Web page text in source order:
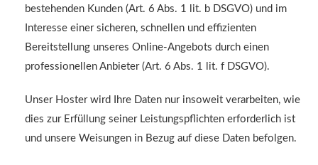
bestehenden Kunden (Art. 6 Abs. 1 lit. b DSGVO) und im
Interesse einer sicheren, schnellen und effizienten
Bereitstellung unseres Online-Angebots durch einen
professionellen Anbieter (Art. 6 Abs. 1 lit. f DSGVO).
Unser Hoster wird Ihre Daten nur insoweit verarbeiten, wie
dies zur Erfüllung seiner Leistungspflichten erforderlich ist
und unsere Weisungen in Bezug auf diese Daten befolgen.